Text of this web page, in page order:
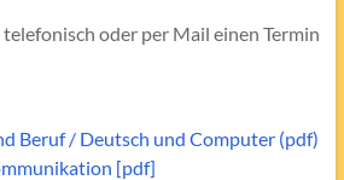
oder per Mail einen Termin
Beruf / Deutsch und Computer (pdf)
[pdf]